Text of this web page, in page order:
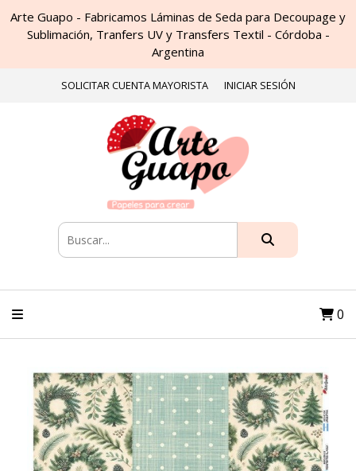
Arte Guapo - Fabricamos Láminas de Seda para Decoupage y
Sublimación, Tranfers UV y Transfers Textil - Córdoba -
Argentina
SOLICITAR CUENTA MAYORISTA INICIAR SESIÓN
0